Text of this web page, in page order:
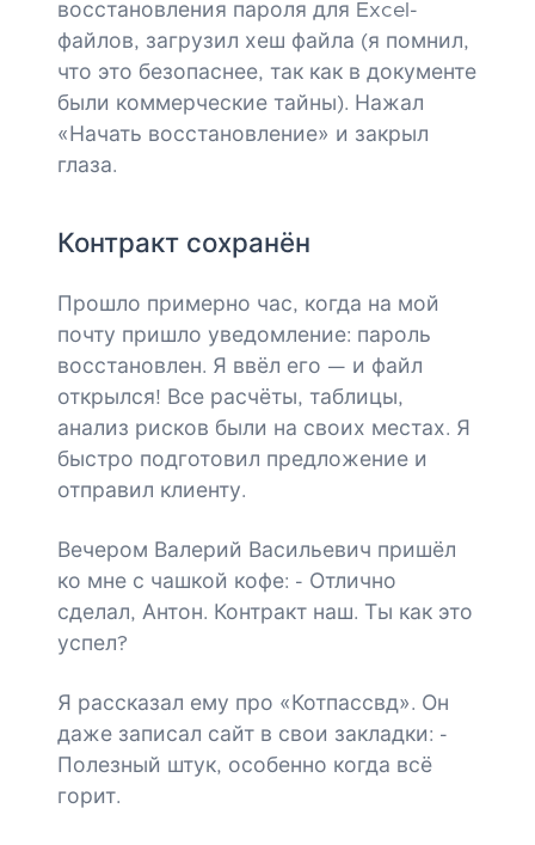
восстановления пароля для Excel-
файлов, загрузил хеш файла (я помнил,
что это безопаснее, так как в документе
были коммерческие тайны). Нажал
«Начать восстановление» и закрыл
глаза.
Контракт сохранён
Прошло примерно час, когда на мой
почту пришло уведомление: пароль
восстановлен. Я ввёл его — и файл
открылся! Все расчёты, таблицы,
анализ рисков были на своих местах. Я
быстро подготовил предложение и
отправил клиенту.
Вечером Валерий Васильевич пришёл
ко мне с чашкой кофе: - Отлично
сделал, Антон. Контракт наш. Ты как это
успел?
Я рассказал ему про «Котпассвд». Он
даже записал сайт в свои закладки: -
Полезный штук, особенно когда всё
горит.